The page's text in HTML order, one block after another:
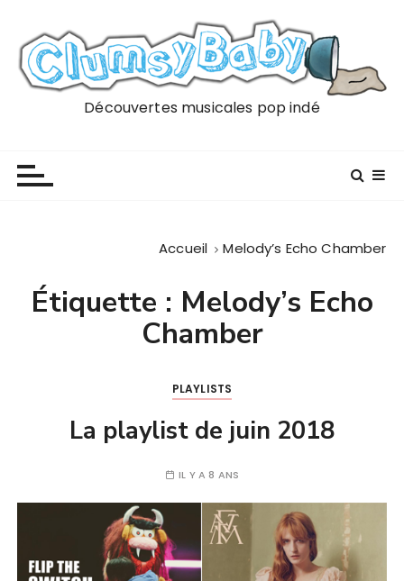
Découvertes musicales pop indé
Accueil Melody’s Echo Chamber
Étiquette : Melody’s Echo
Chamber
PLAYLISTS
La playlist de juin 2018
IL Y A 8 ANS